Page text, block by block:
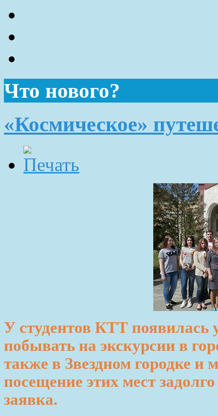
Что нового?
«Космическое»
У студентов КТТ появилась
побывать на экскурсии в
также в Звездном городке и
посещение этих мест
заявка.